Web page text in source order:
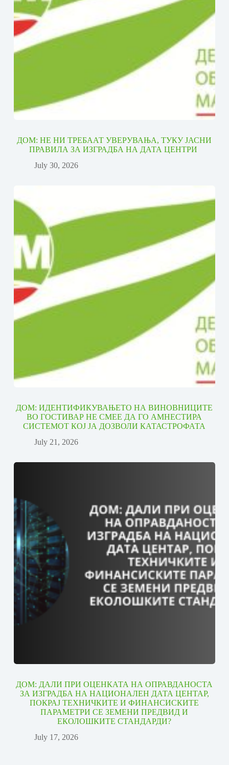
ДОМ: НЕ НИ ТРЕБААТ УВЕРУВАЊА, ТУКУ ЈАСНИ
ПРАВИЛА ЗА ИЗГРАДБА НА ДАТА ЦЕНТРИ
July 30, 2026
ДОМ: ИДЕНТИФИКУВАЊЕТО НА ВИНОВНИЦИТЕ
ВО ГОСТИВАР НЕ СМЕЕ ДА ГО АМНЕСТИРА
СИСТЕМОТ КОЈ ЈА ДОЗВОЛИ КАТАСТРОФАТА
July 21, 2026
ДОМ: ДАЛИ ПРИ ОЦЕНКАТА НА ОПРАВДАНОСТА
ЗА ИЗГРАДБА НА НАЦИОНАЛЕН ДАТА ЦЕНТАР,
ПОКРАЈ ТЕХНИЧКИТЕ И ФИНАНСИСКИТЕ
ПАРАМЕТРИ СЕ ЗЕМЕНИ ПРЕДВИД И
ЕКОЛОШКИТЕ СТАНДАРДИ?
July 17, 2026